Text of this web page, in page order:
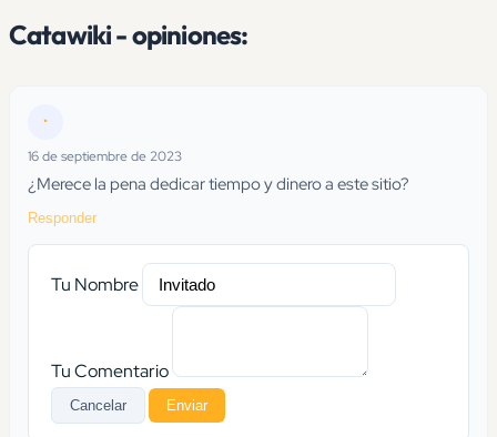
Catawiki - opiniones:
•
16 de septiembre de 2023
¿Merece la pena dedicar tiempo y dinero a este sitio?
Responder
Tu Nombre
Tu Comentario
Cancelar Enviar